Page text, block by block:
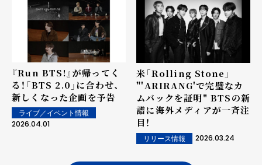
『Run BTS!』が帰ってく
る！「BTS 2.0」に合わせ、
新しくなった企画を予告
ライブ／イベント情報
2026.04.01
米「Rolling Stone」
"'ARIRANG'で完璧なカ
ムバックを証明" BTSの新
譜に海外メディアが一斉注
目！
リリース情報 2026.03.24